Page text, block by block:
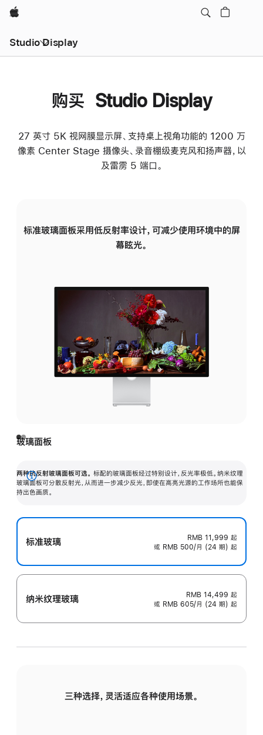
Apple
Studio Display
购买 Studio Display
27 英寸 5K 视网膜显示屏、支持桌上视角功能的 1200 万
像素 Center Stage 摄像头、录音棚级麦克风和扬声器，以
及雷雳 5 端口。
标准玻璃面板采用低反射率设计，可减少使用环境中的屏
幕眩光。
玻璃面板
两种抗反射玻璃面板可选。 标配的玻璃面板经过特别设计，反光率极低。纳米纹理
玻璃面板可分散反射光，从而进一步减少反光，即使在高亮光源的工作场所也能保
持出色画质。
展
开
标准玻璃 RMB 11,999 起
或 RMB 500/月 (24 期) 起
纳米纹理玻璃 RMB 14,499 起
或 RMB 605/月 (24 期) 起
三种选择，灵活适应各种使用场景。